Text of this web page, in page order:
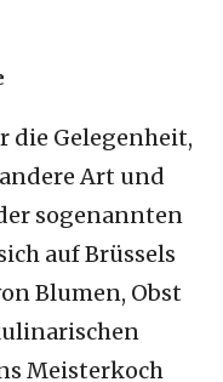
die Gelegenheit,
Art und
sogenannten
auf Brüssels
Blumen, Obst
Meisterkoch